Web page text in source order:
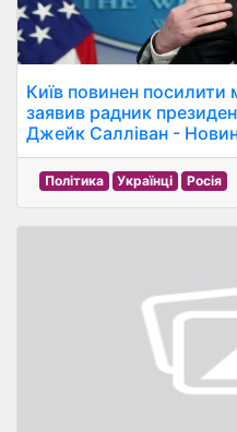
Київ повинен посилити
заявив радник
Джейк Салліван -
Політика Українці Росія